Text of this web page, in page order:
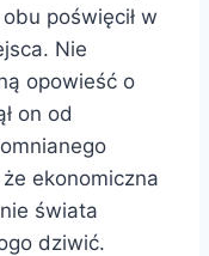
obu poświęcił w
Nie
opowieść o
on od
ekonomiczna
świata
dziwić.